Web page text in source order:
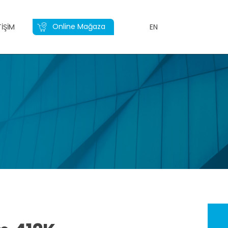
Online Mağaza EN